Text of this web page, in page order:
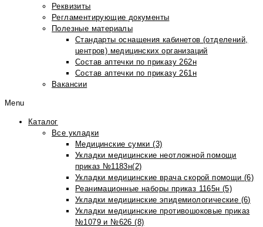
Реквизиты
Регламентирующие документы
Полезные материалы
Стандарты оснащения кабинетов (отделений,
центров) медицинских организаций
Состав аптечки по приказу 262н
Состав аптечки по приказу 261н
Вакансии
Menu
Каталог
Все укладки
Медицинские сумки (3)
Укладки медицинские неотложной помощи
приказ №1183н(2)
Укладки медицинские врача скорой помощи (6)
Реанимационные наборы приказ 1165н (5)
Укладки медицинские эпидемиологические (6)
Укладки медицинские противошоковые приказ
№1079 и №626 (8)